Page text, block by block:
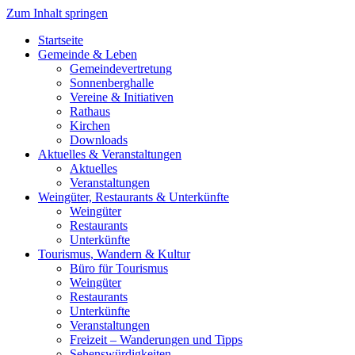
Zum Inhalt springen
Startseite
Gemeinde & Leben
Gemeindevertretung
Sonnenberghalle
Vereine & Initiativen
Rathaus
Kirchen
Downloads
Aktuelles & Veranstaltungen
Aktuelles
Veranstaltungen
Weingüter, Restaurants & Unterkünfte
Weingüter
Restaurants
Unterkünfte
Tourismus, Wandern & Kultur
Büro für Tourismus
Weingüter
Restaurants
Unterkünfte
Veranstaltungen
Freizeit – Wanderungen und Tipps